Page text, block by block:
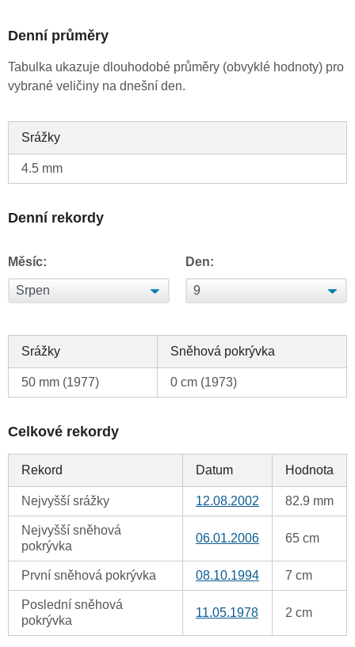
Denní průměry
Tabulka ukazuje dlouhodobé průměry (obvyklé hodnoty) pro
vybrané veličiny na dnešní den.
Srážky
4.5 mm
Denní rekordy
Měsíc: Den:
Srážky Sněhová pokrývka
50 mm (1977) 0 cm (1973)
Celkové rekordy
Rekord Datum Hodnota
Nejvyšší srážky 12.08.2002 82.9 mm
Nejvyšší sněhová
pokrývka
06.01.2006 65 cm
První sněhová pokrývka 08.10.1994 7 cm
Poslední sněhová
pokrývka
11.05.1978 2 cm